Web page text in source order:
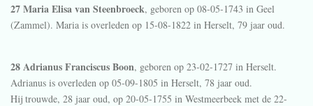
27 Maria Elisa van Steenbroeck, geboren op 08-05-1743 in Geel
(Zammel). Maria is overleden op 15-08-1822 in Herselt, 79 jaar oud.
28 Adrianus Franciscus Boon, geboren op 23-02-1727 in Herselt.
Adrianus is overleden op 05-09-1805 in Herselt, 78 jaar oud.
Hij trouwde, 28 jaar oud, op 20-05-1755 in Westmeerbeek met de 22-